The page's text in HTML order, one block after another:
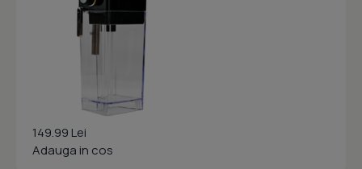
149.99 Lei
Adauga in cos